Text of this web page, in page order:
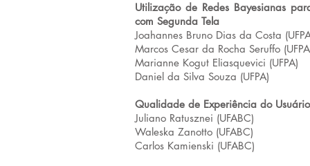
Utilização de Redes Bayesianas
com Segunda Tela
Joahannes Bruno Dias da Costa
Marcos Cesar da Rocha Seruffo
Marianne Kogut Eliasquevici (UFPA)
Daniel da Silva Souza (UFPA)
Qualidade de Experiência do
Juliano Ratusznei (UFABC)
Waleska Zanotto (UFABC)
Carlos Kamienski (UFABC)